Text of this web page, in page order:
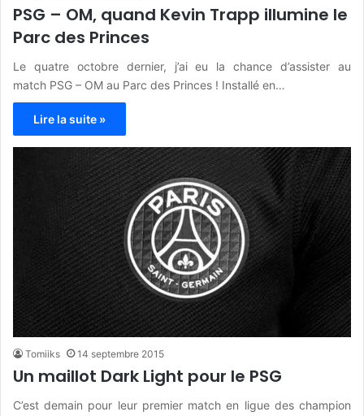
PSG – OM, quand Kevin Trapp illumine le
Parc des Princes
Le quatre octobre dernier, j’ai eu la chance d’assister au
match PSG – OM au Parc des Princes ! Installé en…
Lire la suite »
Tomiiks 14 septembre 2015
Un maillot Dark Light pour le PSG
C’est demain pour leur premier match en ligue des champion